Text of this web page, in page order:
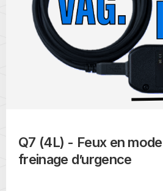
Q7 (4L) - Feux en
freinage d’urgence